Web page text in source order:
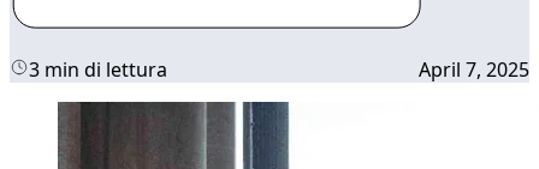
3 min di lettura April 7, 2025